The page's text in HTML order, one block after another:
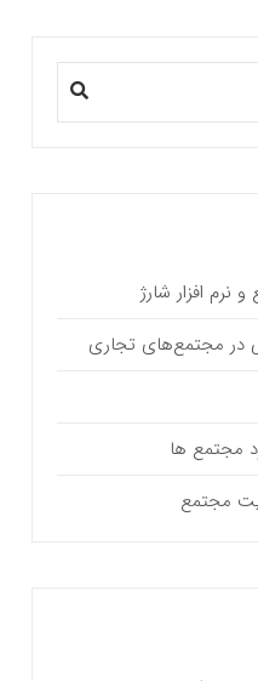
نرم افزار شارژ
در مجتمع‌های تجاری
مجتمع ها
مجتمع